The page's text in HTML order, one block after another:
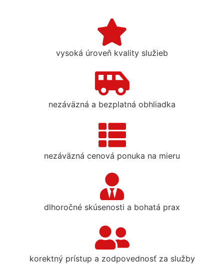
vysoká úroveň kvality služieb
nezáväzná a bezplatná obhliadka
nezáväzná cenová ponuka na mieru
dlhoročné skúsenosti a bohatá prax
korektný prístup a zodpovednosť za služby